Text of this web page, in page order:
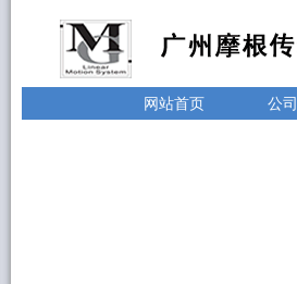
网站首页 公